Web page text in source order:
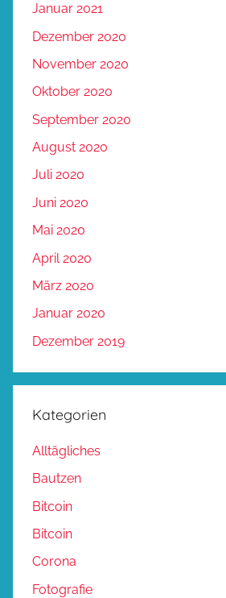
Januar 2021
Dezember 2020
November 2020
Oktober 2020
September 2020
August 2020
Juli 2020
Juni 2020
Mai 2020
April 2020
März 2020
Januar 2020
Dezember 2019
Kategorien
Alltägliches
Bautzen
Bitcoin
Bitcoin
Corona
Fotografie